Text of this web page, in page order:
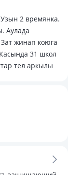
2 времянка.
Аулада
жинап коюга
31 школ
тел аркылы